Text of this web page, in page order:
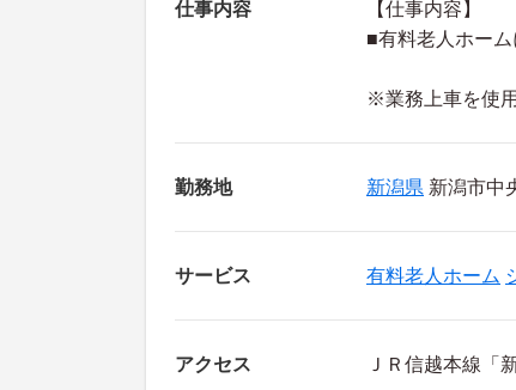
仕事内容
【仕事内容】
■有料老人ホー
※業務上車を使
勤務地 新潟県 新潟市中
サービス 有料老人ホーム
アクセス ＪＲ信越本線「